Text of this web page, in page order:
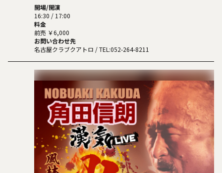
開場/開演
16:30 / 17:00
料金
前売 ￥6,000
お問い合わせ先
名古屋クラブクアトロ / TEL:052-264-8211